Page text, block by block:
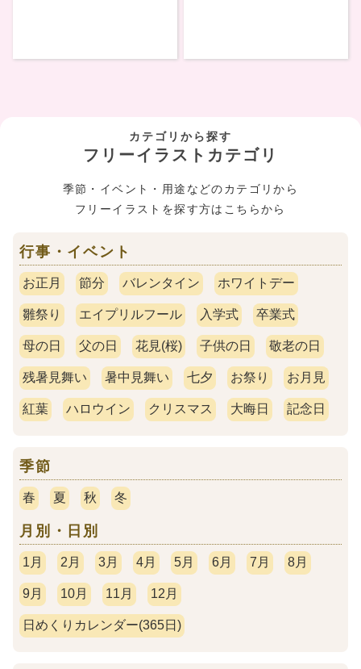
カテゴリから探す
フリーイラストカテゴリ
季節・イベント・用途などのカテゴリから
フリーイラストを探す方はこちらから
行事・イベント
お正月 節分 バレンタイン ホワイトデー
雛祭り エイプリルフール 入学式 卒業式
母の日 父の日 花見(桜) 子供の日 敬老の日
残暑見舞い 暑中見舞い 七夕 お祭り お月見
紅葉 ハロウイン クリスマス 大晦日 記念日
季節
春 夏 秋 冬
月別・日別
1月 2月 3月 4月 5月 6月 7月 8月
9月 10月 11月 12月
日めくりカレンダー(365日)